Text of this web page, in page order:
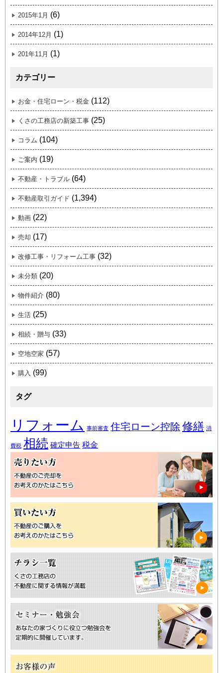
2015年1月 (6)
2014年12月 (1)
201年11月 (1)
カテゴリー
お金・住宅ローン・税金 (112)
くさの工務店の新築工事 (25)
コラム (104)
ご案内 (19)
不動産・トラブル (64)
不動産取引ガイド (1,394)
動画 (22)
売却 (17)
改修工事・リフォーム工事 (32)
未分類 (20)
物件紹介 (80)
生活 (25)
相続・贈与 (33)
空地空家 (57)
購入 (99)
タグ
リフォーム 事前審査 住宅ローン控除 修繕 消
費税 相続 確定申告 税金